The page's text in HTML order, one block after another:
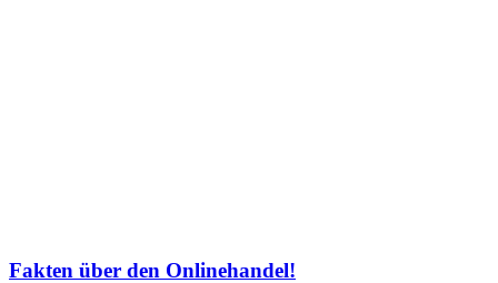
Fakten über den Onlinehandel!